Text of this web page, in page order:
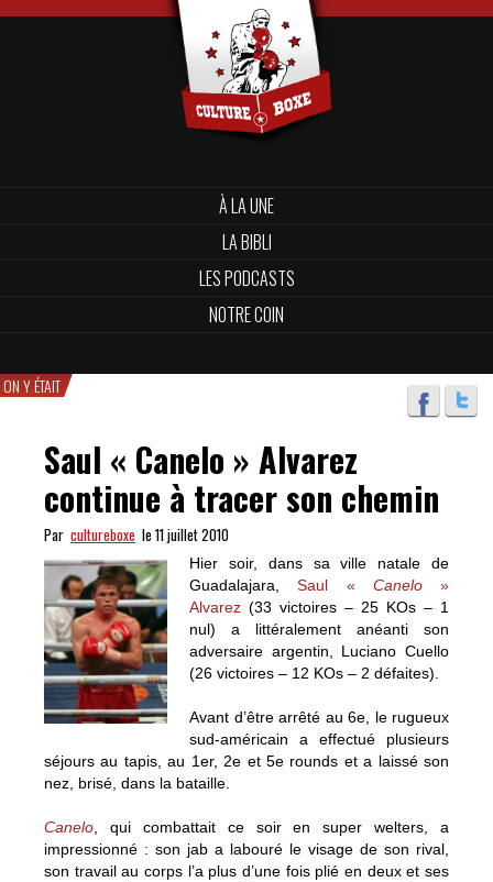
À LA UNE
LA BIBLI
LES PODCASTS
NOTRE COIN
ON Y ÉTAIT
Saul « Canelo » Alvarez
continue à tracer son chemin
Par cultureboxe le 11 juillet 2010
Hier soir, dans sa ville natale de
Guadalajara,Saul « Canelo»
Alvarez (33 victoires – 25 KOs – 1
nul) a littéralement anéanti son
adversaire argentin, Luciano Cuello
(26 victoires – 12 KOs – 2 défaites).
Avant d’être arrêté au 6e, le rugueux
sud-américain a effectué plusieurs
séjours au tapis, au 1er, 2e et 5e rounds et a laissé son
nez, brisé, dans la bataille.
Canelo , qui combattait ce soir en super welters, a
impressionné : son jab a labouré le visage de son rival,
son travail au corps l’a plus d’une fois plié en deux et ses